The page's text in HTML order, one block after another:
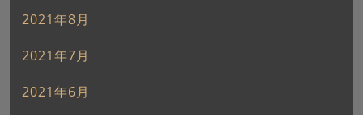
2021年8月
2021年7月
2021年6月